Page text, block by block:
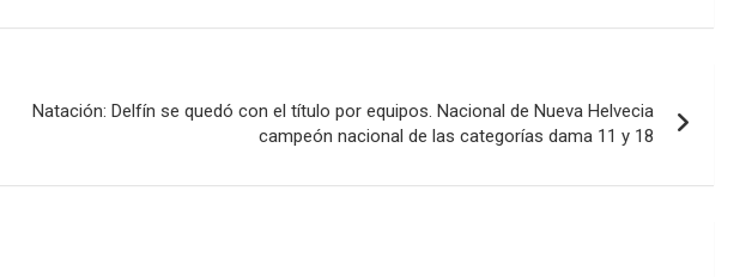
Natación: Delfín se quedó con el título por equipos. Nacional de Nueva Helvecia
campeón nacional de las categorías dama 11 y 18